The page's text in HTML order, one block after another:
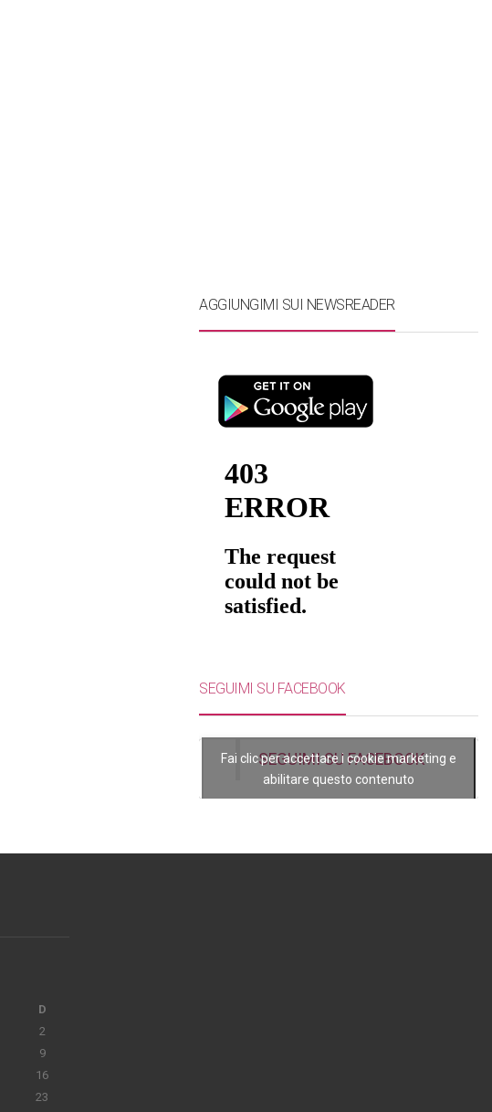
AGGIUNGIMI SUI NEWSREADER
SEGUIMI SU FACEBOOK
SEGUIMI SU FACEBOOK
Fai clic per accettare i cookie marketing e
abilitare questo contenuto
D
2
9
16
23